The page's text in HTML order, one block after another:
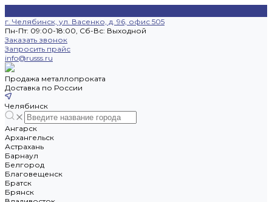
г. Челябинск, ул. Васенко, д. 96, офис 505
Пн-Пт: 09:00-18:00, Cб-Вс: Выходной
Заказать звонок
Запросить прайс
info@russs.ru
Продажа металлопроката
Доставка по России
Челябинск
Ангарск
Архангельск
Астрахань
Барнаул
Белгород
Благовещенск
Братск
Брянск